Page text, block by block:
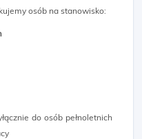
osób na stanowisko:
do osób pełnoletnich